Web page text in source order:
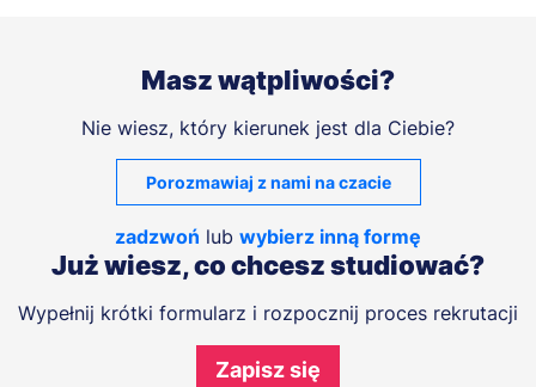
Masz wątpliwości?
Nie wiesz, który kierunek jest dla Ciebie?
Porozmawiaj z nami na czacie
zadzwoń lub wybierz inną formę
Już wiesz, co chcesz studiować?
Wypełnij krótki formularz i rozpocznij proces rekrutacji
Zapisz się